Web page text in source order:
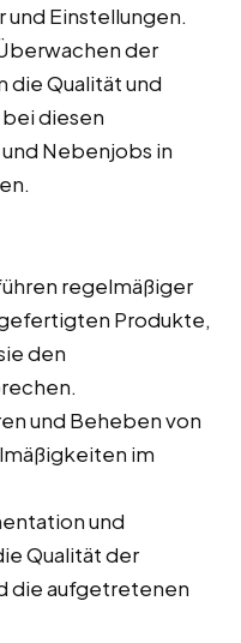
Einstellungen.
der
die Qualität und
diesen
Nebenjobs in
regelmäßiger
Produkte,
den
und Beheben von
im
und
Qualität der
die aufgetretenen